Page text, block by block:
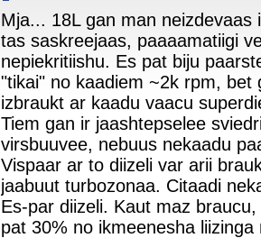
Mja... 18L gan man neizdevaas
tas saskreejaas, paaaamatiigi
nepiekritiishu. Es pat biju
"tikai" no kaadiem ~2k rpm, bet
izbraukt ar kaadu vaacu
Tiem gan ir jaashtepselee
virsbuuvee, nebuus nekaadu
Vispaar ar to diizeli var arii
jaabuut turbozonaa. Citaadi
Es-par diizeli. Kaut maz
pat 30% no ikmeenesha